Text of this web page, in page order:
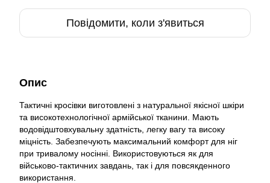
Повідомити, коли з'явиться
Опис
Тактичні кросівки виготовлені з натуральної якісної шкіри
та високотехнологічної армійської тканини. Мають
водовідштовхувальну здатність, легку вагу та високу
міцність. Забезпечують максимальний комфорт для ніг
при тривалому носінні. Використовуються як для
військово-тактичних завдань, так і для повсякденного
використання.